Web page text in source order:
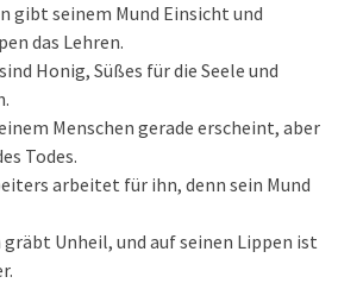
gibt seinem Mund Einsicht und
das Lehren.
Honig, Süßes für die Seele und
Menschen gerade erscheint, aber
Todes.
arbeitet für ihn, denn sein Mund
Unheil, und auf seinen Lippen ist